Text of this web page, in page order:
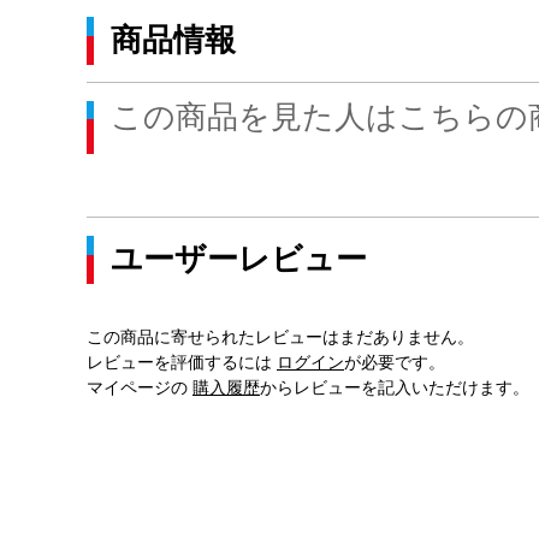
商品情報
この商品を見た人はこちら
ユーザーレビュー
この商品に寄せられたレビューはまだありません。
レビューを評価するには ログインが必要です。
マイページの 購入履歴からレビューを記入いただけます。